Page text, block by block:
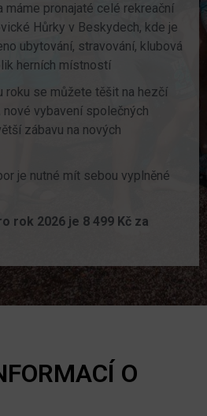
máme pronajaté celé rekreační
Hůrky v Beskydech, kde je
ubytování, stravování, klubová
herních místností
roku se můžete těšit na hezčí
nové vybavení společných
zábavu na nových
je nutné mít sebou vyplněné
rok 2026 je 8 499 Kč za
O